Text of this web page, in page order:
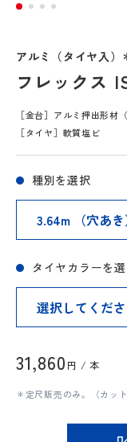
アルミ（タイヤ入）
フレックス
［金台］アルミ押出形材
［タイヤ］軟質塩ビ
種別を選択
タイヤカラーを
31,860 円 / 本
＊定尺販売のみ。（カッ